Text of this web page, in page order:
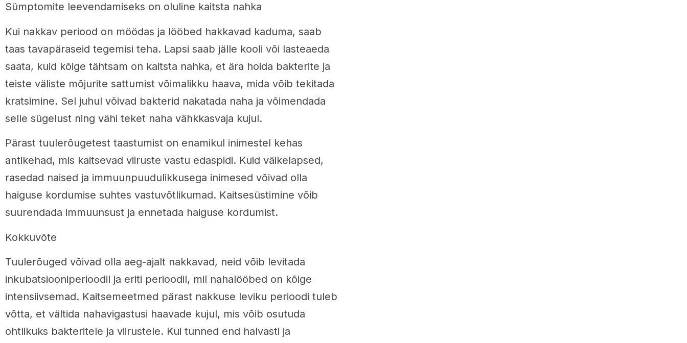
Sümptomite leevendamiseks on oluline kaitsta nahka
Kui nakkav periood on möödas ja lööbed hakkavad kaduma, saab
taas tavapäraseid tegemisi teha. Lapsi saab jälle kooli või lasteaeda
saata, kuid kõige tähtsam on kaitsta nahka, et ära hoida bakterite ja
teiste väliste mõjurite sattumist võimalikku haava, mida võib tekitada
kratsimine. Sel juhul võivad bakterid nakatada naha ja võimendada
selle sügelust ning vähi teket naha vähkkasvaja kujul.
Pärast tuulerõugetest taastumist on enamikul inimestel kehas
antikehad, mis kaitsevad viiruste vastu edaspidi. Kuid väikelapsed,
rasedad naised ja immuunpuudulikkusega inimesed võivad olla
haiguse kordumise suhtes vastuvõtlikumad. Kaitsesüstimine võib
suurendada immuunsust ja ennetada haiguse kordumist.
Kokkuvõte
Tuulerõuged võivad olla aeg-ajalt nakkavad, neid võib levitada
inkubatsiooniperioodil ja eriti perioodil, mil nahalööbed on kõige
intensiivsemad. Kaitsemeetmed pärast nakkuse leviku perioodi tuleb
võtta, et vältida nahavigastusi haavade kujul, mis võib osutuda
ohtlikuks bakteritele ja viirustele. Kui tunned end halvasti ja